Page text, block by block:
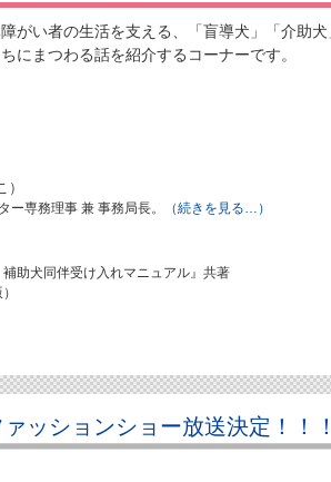
がい者の生活を支える、「盲導犬」「介助
にまつわる話を紹介するコーナーです。
ー専務理事 兼 事務局長。 （続きを見る…）
助犬同伴受け入れマニュアル』共著
ッションショー放送決定！！！